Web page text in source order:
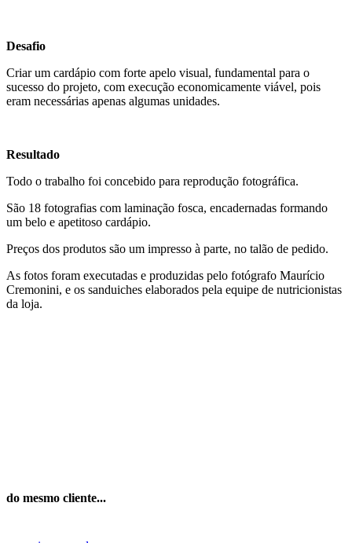
Desafio
Criar um cardápio com forte apelo visual, fundamental para o
sucesso do projeto, com execução economicamente viável, pois
eram necessárias apenas algumas unidades.
Resultado
Todo o trabalho foi concebido para reprodução fotográfica.
São 18 fotografias com laminação fosca, encadernadas formando
um belo e apetitoso cardápio.
Preços dos produtos são um impresso à parte, no talão de pedido.
As fotos foram executadas e produzidas pelo fotógrafo Maurício
Cremonini, e os sanduiches elaborados pela equipe de nutricionistas
da loja.
do mesmo cliente...